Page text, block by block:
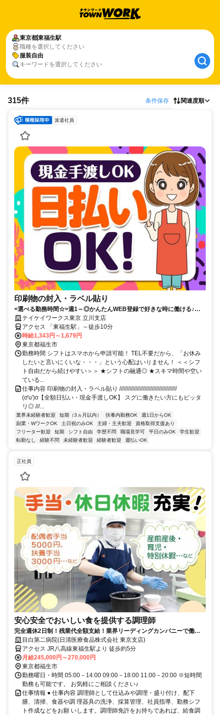
東京都東福生駅
職種を選択してください
服装自由
キーワードを選択してください
315件 条件保存 関連度順
派遣社員
印刷物の封入・ラベル貼り
<選べる勤務時間☆>週1～◎かんたんWEB登録で好きな時に働ける♪お
友達との応募歓迎！日払いOK！
テイケイワークス東京 立川支店
アクセス 「東福生駅」～徒歩10分
時給1,343円～1,679円
東京都福生市
勤務時間 シフトはスマホから申請可能！ TEL不要だから、「お休み
したいと言いにくいな・・・」という心配はいりません！ ＜＜シフ
ト自由だから続けやすい＞＞ ★シフトの融通◎ ★スキマ時間や空い
ている...
仕事内容 印刷物の封入・ラベル貼り ///////////////////////////////////////
(σ'u')σ【全額日払い・現金手渡しOK】 スグに働きたい方にもピッタ
リ◎ ///...
業界未経験者歓迎 短期（3ヵ月以内） 扶養内勤務OK
週1日からOK
副業・WワークOK
土日祝のみOK 主婦・主夫歓迎
資格取得支援あり
フリーター歓迎
短期 シフト自由 学歴不問 職場見学可 平日のみOK
学生歓迎
転勤なし
経験不問 未経験者歓迎 経験者歓迎 週払いOK
正社員
安心安全でおいしい食を提供する調理師
完全週休2日制！残業代全額支給！業界リーディングカンパニーで働き
ませんか？！
目白第二病院(日清医療食品株式会社 東京支店)
アクセス JR八高線東福生駅より 徒歩約5分
月給245,000円～270,000円
東京都福生市
勤務曜日・時間 05:00－14:00 09:00－18:00 11:00－20:00 ※短時間
勤務も可能です。 お気軽にご相談ください♪
仕事情報 ● 仕事内容 調理師として仕込みや調理・盛り付け、配下
膳、清掃、食器や調 理器具の洗浄、採算管理、社員指導、勤務シフ
ト作成などをお願 いします。調理師免許をお持ちであれば、給食調